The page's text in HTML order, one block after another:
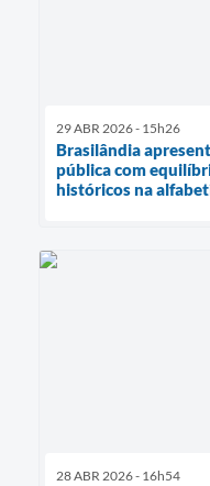
29 ABR 2026 - 15h26
Brasilândia
pública com
históricos na
28 ABR 2026 - 16h54